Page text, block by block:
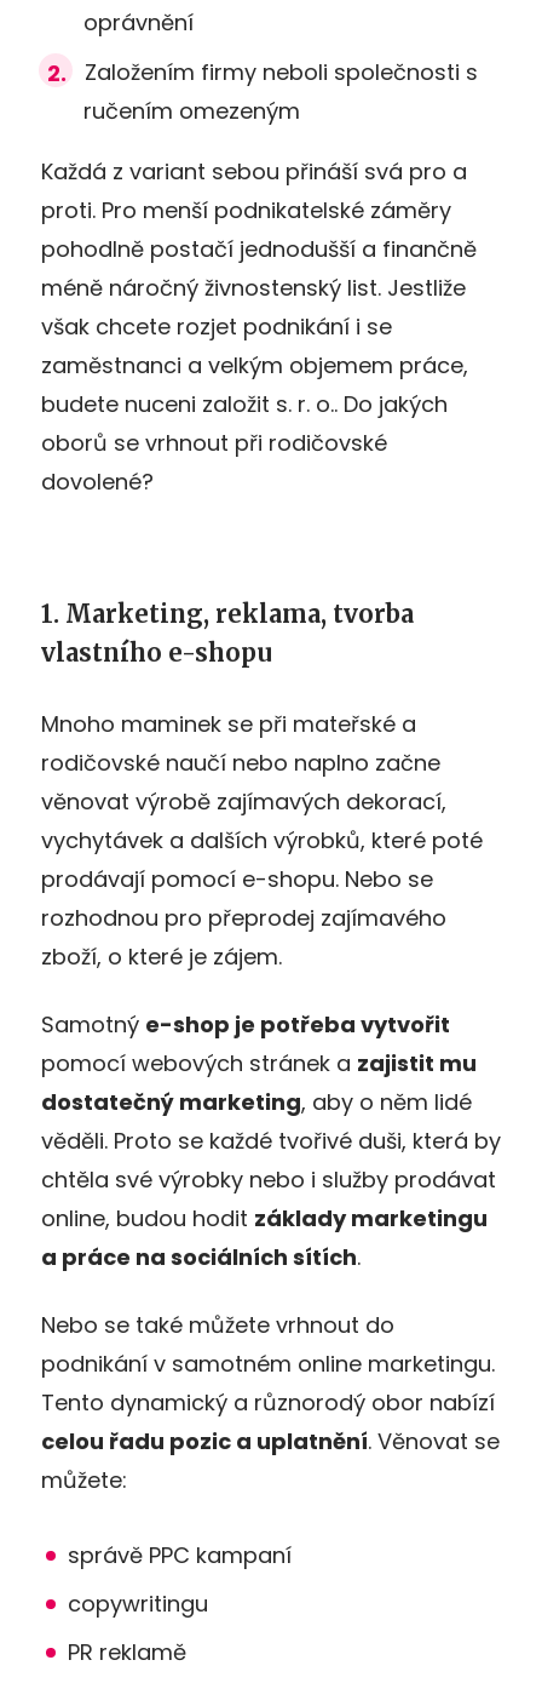
oprávnění
Založením firmy neboli společnosti s
ručením omezeným
Každá z variant sebou přináší svá pro a
proti. Pro menší podnikatelské záměry
pohodlně postačí jednodušší a finančně
méně náročný živnostenský list. Jestliže
však chcete rozjet podnikání i se
zaměstnanci a velkým objemem práce,
budete nuceni založit s. r. o.. Do jakých
oborů se vrhnout při rodičovské
dovolené?
1. Marketing, reklama, tvorba
vlastního e-shopu
Mnoho maminek se při mateřské a
rodičovské naučí nebo naplno začne
věnovat výrobě zajímavých dekorací,
vychytávek a dalších výrobků, které poté
prodávají pomocí e-shopu. Nebo se
rozhodnou pro přeprodej zajímavého
zboží, o které je zájem.
Samotný e-shop je potřeba vytvořit
pomocí webových stránek a zajistit mu
dostatečný marketing, aby o něm lidé
věděli. Proto se každé tvořivé duši, která by
chtěla své výrobky nebo i služby prodávat
online, budou hodit základy marketingu
a práce na sociálních sítích.
Nebo se také můžete vrhnout do
podnikání v samotném online marketingu.
Tento dynamický a různorodý obor nabízí
celou řadu pozic a uplatnění. Věnovat se
můžete:
správě PPC kampaní
copywritingu
PR reklamě